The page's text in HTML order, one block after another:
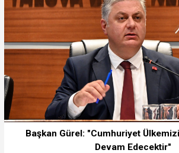
Başkan Gürel: "Cumhuriyet
Devam Edecektir"